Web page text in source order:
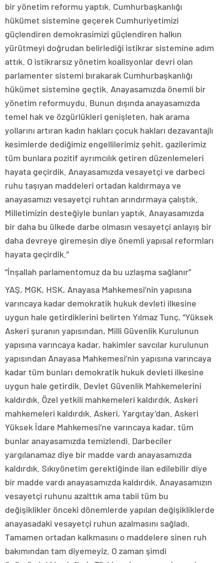
bir yönetim reformu yaptık. Cumhurbaşkanlığı
hükümet sistemine geçerek Cumhuriyetimizi
güçlendiren demokrasimizi güçlendiren halkın
yürütmeyi doğrudan belirlediği istikrar sistemine adım
attık. O istikrarsız yönetim koalisyonlar devri olan
parlamenter sistemi bırakarak Cumhurbaşkanlığı
hükümet sistemine geçtik. Anayasamızda önemli bir
yönetim reformuydu. Bunun dışında anayasamızda
temel hak ve özgürlükleri genişleten, hak arama
yollarını artıran kadın hakları çocuk hakları dezavantajlı
kesimlerde dediğimiz engellilerimiz şehit, gazilerimiz
tüm bunlara pozitif ayrımcılık getiren düzenlemeleri
hayata geçirdik. Anayasamızda vesayetçi ve darbeci
ruhu taşıyan maddeleri ortadan kaldırmaya ve
anayasamızı vesayetçi ruhtan arındırmaya çalıştık.
Milletimizin desteğiyle bunları yaptık. Anayasamızda
bir daha bu ülkede darbe olmasın vesayetçi anlayış bir
daha devreye giremesin diye önemli yapısal reformları
hayata geçirdik.”
“İnşallah parlamentomuz da bu uzlaşma sağlanır”
YAŞ, MGK, HSK, Anayasa Mahkemesi’nin yapısına
varıncaya kadar demokratik hukuk devleti ilkesine
uygun hale getirdiklerini belirten Yılmaz Tunç, “Yüksek
Askeri şuranın yapısından, Milli Güvenlik Kurulunun
yapısına varıncaya kadar, hakimler savcılar kurulunun
yapısından Anayasa Mahkemesi’nin yapısına varıncaya
kadar tüm bunları demokratik hukuk devleti ilkesine
uygun hale getirdik. Devlet Güvenlik Mahkemelerini
kaldırdık. Özel yetkili mahkemeleri kaldırdık. Askeri
mahkemeleri kaldırdık. Askeri, Yargıtay’dan. Askeri
Yüksek İdare Mahkemesi’ne varıncaya kadar, tüm
bunlar anayasamızda temizlendi. Darbeciler
yargılanamaz diye bir madde vardı anayasamızda
kaldırdık. Sıkıyönetim gerektiğinde ilan edilebilir diye
bir madde vardı anayasamızda kaldırdık. Anayasamızın
vesayetçi ruhunu azalttık ama tabii tüm bu
değişiklikler önceki dönemlerde yapılan değişikliklerde
anayasadaki vesayetçi ruhun azalmasını sağladı.
Tamamen ortadan kalkmasını o maddelere sinen ruh
bakımından tam diyemeyiz. O zaman şimdi